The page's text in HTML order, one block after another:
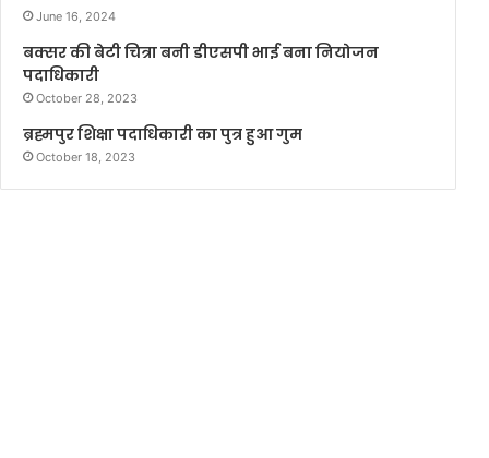
June 16, 2024
बक्सर की बेटी चित्रा बनी डीएसपी भाई बना नियोजन
पदाधिकारी
October 28, 2023
ब्रह्मपुर शिक्षा पदाधिकारी का पुत्र हुआ गुम
October 18, 2023